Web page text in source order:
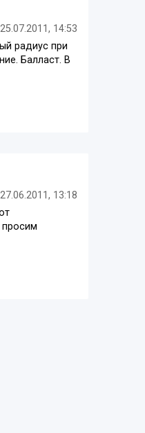
25.07.2011, 14:53
радиус при
Балласт. В
27.06.2011, 13:18
просим